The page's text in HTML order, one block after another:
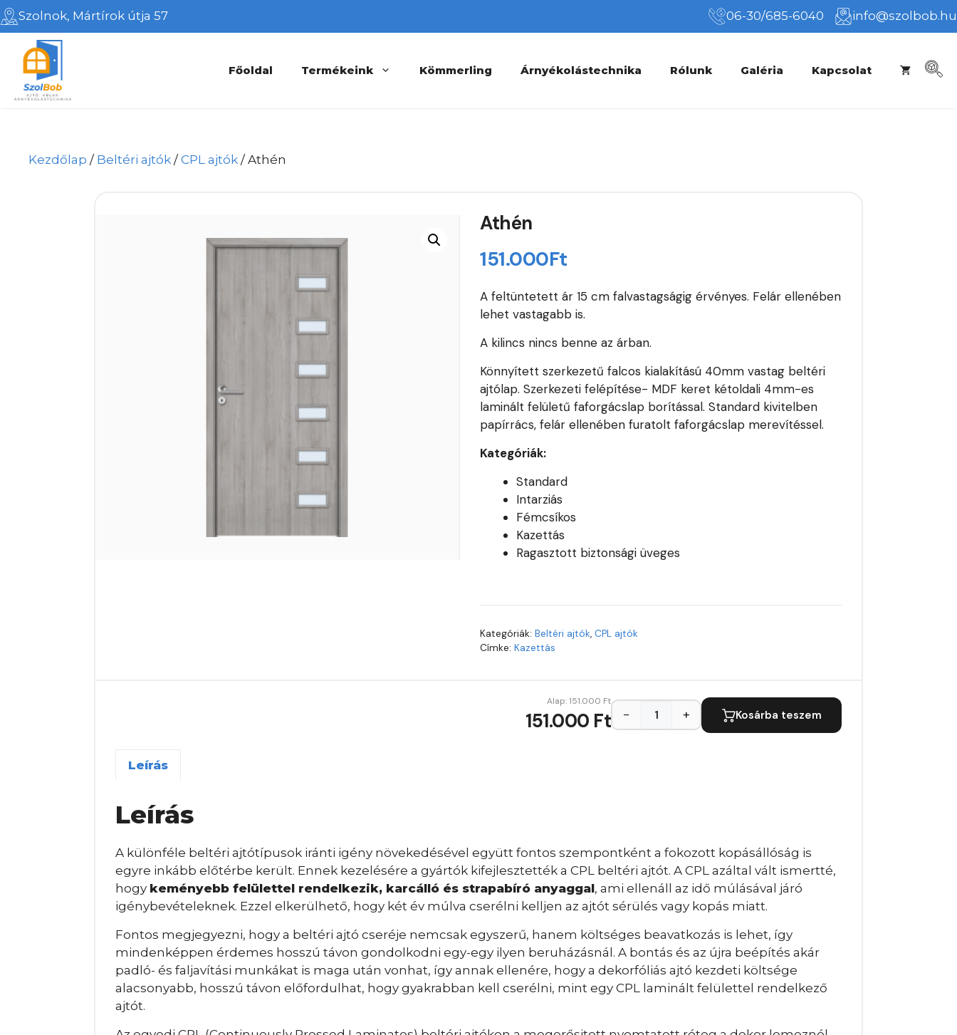
Kilépés
a
tartalomba
Szolnok, Mártírok útja 57 06-30/685-6040 info@szolbob.hu
Főoldal Termékeink Kömmerling Árnyékolástechnika Rólunk Galéria Kapcsolat
Kezdőlap / Beltéri ajtók /CPL ajtók / Athén
Athén
151.000Ft
A feltüntetett ár 15 cm falvastagságig érvényes. Felár ellenében
lehet vastagabb is.
A kilincs nincs benne az árban.
Könnyített szerkezetű falcos kialakítású 40mm vastag beltéri
ajtólap. Szerkezeti felépítése- MDF keret kétoldali 4mm-es
laminált felületű faforgácslap borítással. Standard kivitelben
papírrács, felár ellenében furatolt faforgácslap merevítéssel.
Kategóriák:
Standard
Intarziás
Fémcsíkos
Kazettás
Ragasztott biztonsági üveges
Kategóriák:Beltéri ajtók,CPL ajtók
Címke:Kazettás
Alap:151.000 Ft
151.000 Ft − + Kosárba teszem
Leírás
Leírás
A különféle beltéri ajtótípusok iránti igény növekedésével együtt fontos szempontként a fokozott kopásállóság is
egyre inkább előtérbe került. Ennek kezelésére a gyártók kifejlesztették a CPL beltéri ajtót. A CPL azáltal vált ismertté,
hogy keményebb felülettel rendelkezik, karcálló és strapabíró anyaggal, ami ellenáll az idő múlásával járó
igénybevételeknek. Ezzel elkerülhető, hogy két év múlva cserélni kelljen az ajtót sérülés vagy kopás miatt.
Fontos megjegyezni, hogy a beltéri ajtó cseréje nemcsak egyszerű, hanem költséges beavatkozás is lehet, így
mindenképpen érdemes hosszú távon gondolkodni egy-egy ilyen beruházásnál. A bontás és az újra beépítés akár
padló- és faljavítási munkákat is maga után vonhat, így annak ellenére, hogy a dekorfóliás ajtó kezdeti költsége
alacsonyabb, hosszú távon előfordulhat, hogy gyakrabban kell cserélni, mint egy CPL laminált felülettel rendelkező
ajtót.